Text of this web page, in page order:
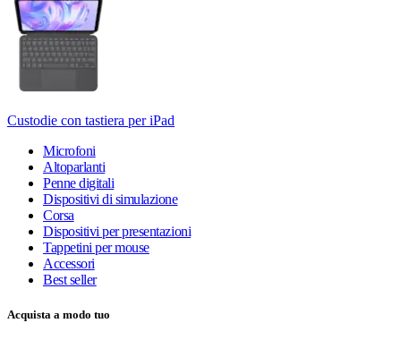
Custodie con tastiera per iPad
Microfoni
Altoparlanti
Penne digitali
Dispositivi di simulazione
Corsa
Dispositivi per presentazioni
Tappetini per mouse
Accessori
Best seller
Acquista a modo tuo